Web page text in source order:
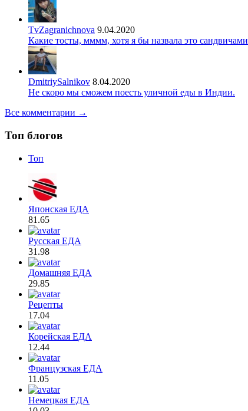
TvZagranichnova 9.04.2020
Какие тосты, мммм, хотя я бы назвала это сандвичами
DmitriySalnikov 8.04.2020
Не скоро мы сможем поесть уличной еды в Индии.
Все комментарии →
Топ блогов
Топ
Японская ЕДА
81.65
Русская ЕДА
31.98
Домашняя ЕДА
29.85
Рецепты
17.04
Корейская ЕДА
12.44
Французская ЕДА
11.05
Немецкая ЕДА